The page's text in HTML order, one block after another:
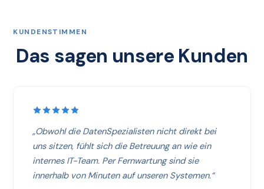
KUNDENSTIMMEN
Das sagen unsere Kunden
„Obwohl die DatenSpezialisten nicht direkt bei
uns sitzen, fühlt sich die Betreuung an wie ein
internes IT-Team. Per Fernwartung sind sie
innerhalb von Minuten auf unseren Systemen.“